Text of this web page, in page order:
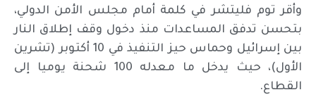
وأقر توم فليتشر في كلمة أمام مجلس الأمن الدولي،
بتحسن تدفق المساعدات منذ دخول وقف إطلاق النار
بين إسرائيل وحماس حيز التنفيذ في 10 أكتوبر (تشرين
الأول)، حيث يدخل ما معدله 100 شحنة يوميا إلى
القطاع.